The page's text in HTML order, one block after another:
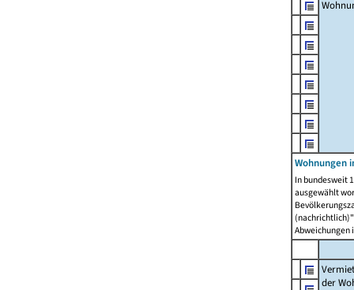
Wohnungen
In bundesweit
ausgewählt
Abweichungen
der